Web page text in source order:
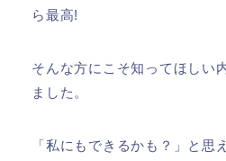
ら最高!
そんな方にこそ知ってほしい
ました。
「私にもできるかも？」と思